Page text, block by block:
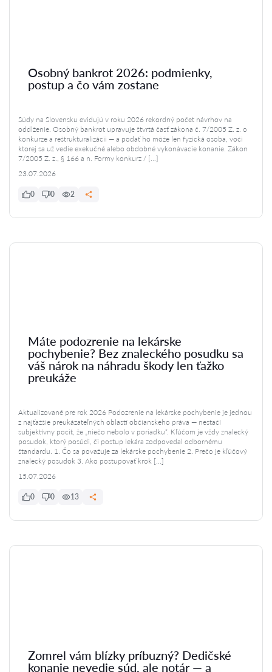
Osobný bankrot 2026: podmienky,
postup a čo vám zostane
Súdy na Slovensku evidujú v roku 2026 rekordný počet návrhov na
oddlženie. Osobný bankrot upravuje štvrtá časť zákona č. 7/2005 Z. z. o
konkurze a reštrukturalizácii — a podať ho môže len fyzická osoba, voči
ktorej sa už vedie exekučné alebo obdobné vykonávacie konanie. Zákon
7/2005 Z. z., § 166 a n. Formy konkurz / […]
23.07.2026
0 0 2
Máte podozrenie na lekárske
pochybenie? Bez znaleckého posudku sa
váš nárok na náhradu škody len ťažko
preukáže
Aktualizované pre rok 2026 Podozrenie na lekárske pochybenie je jednou
z najťažšie preukázateľných oblastí občianskeho práva — nestačí
subjektívny pocit, že „niečo nebolo v poriadku“. Kľúčom je vždy znalecký
posudok, ktorý posúdi, či postup lekára zodpovedal odbornému
štandardu. 1. Čo sa považuje za lekárske pochybenie 2. Prečo je kľúčový
znalecký posudok 3. Ako postupovať krok […]
15.07.2026
0 0 13
Zomrel vám blízky príbuzný? Dedičské
konanie nevedie súd, ale notár — a